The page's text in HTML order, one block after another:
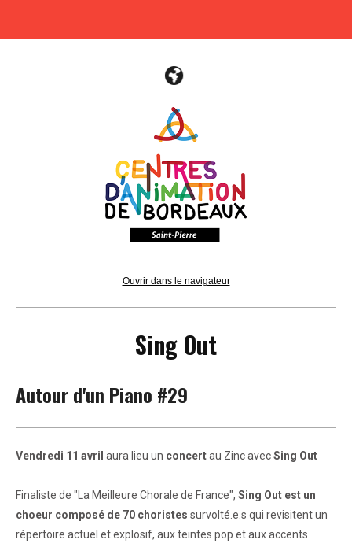
Ouvrir dans le navigateur
Sing Out
Autour d'un Piano #29
Vendredi 11 avril aura lieu un concertau Zinc avecSing Out
Finaliste de "La Meilleure Chorale de France", Sing Out est un
choeur composé de 70 choristes survolté.e.s qui revisitent un
répertoire actuel et explosif, aux teintes pop et aux accents